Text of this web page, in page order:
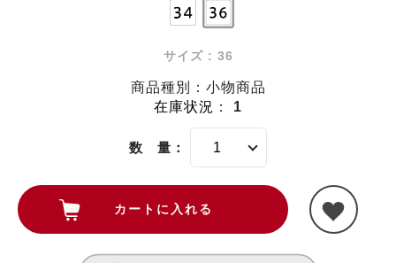
サイズ : 36
商品種別：小物商品
在庫状況 ： 1
数 量：